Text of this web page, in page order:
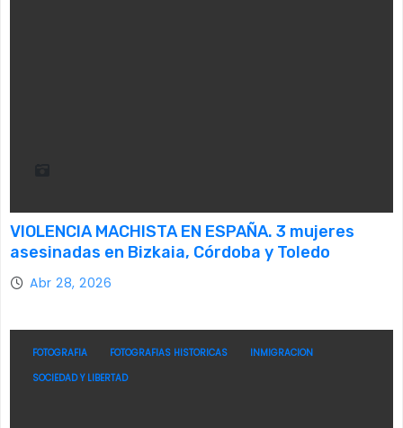
VIOLENCIA MACHISTA EN ESPAÑA. 3 mujeres
asesinadas en Bizkaia, Córdoba y Toledo
Abr 28, 2026
FOTOGRAFIA FOTOGRAFIAS HISTORICAS
INMIGRACION
SOCIEDAD Y LIBERTAD